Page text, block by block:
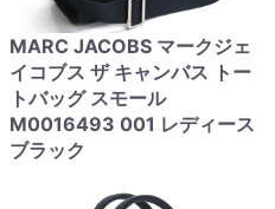
MARC JACOBS マークジェ
イコブス ザ キャンバス トー
トバッグ スモール
M0016493 001 レディース
ブラック